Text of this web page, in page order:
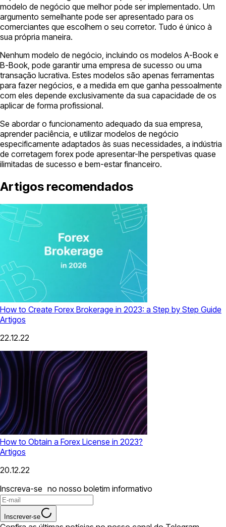
modelo de negócio que melhor pode ser implementado. Um
argumento semelhante pode ser apresentado para os
comerciantes que escolhem o seu corretor. Tudo é único à
sua própria maneira.
Nenhum modelo de negócio, incluindo os modelos A-Book e
B-Book, pode garantir uma empresa de sucesso ou uma
transação lucrativa. Estes modelos são apenas ferramentas
para fazer negócios, e a medida em que ganha pessoalmente
com eles depende exclusivamente da sua capacidade de os
aplicar de forma profissional.
Se abordar o funcionamento adequado da sua empresa,
aprender paciência, e utilizar modelos de negócio
especificamente adaptados às suas necessidades, a indústria
de corretagem forex pode apresentar-lhe perspetivas quase
ilimitadas de sucesso e bem-estar financeiro.
Artigos recomendados
How to Create Forex Brokerage in 2023: a Step by Step Guide
Artigos
22.12.22
How to Obtain a Forex License in 2023?
Artigos
20.12.22
Inscreva-se no nosso boletim informativo
Inscrever-se